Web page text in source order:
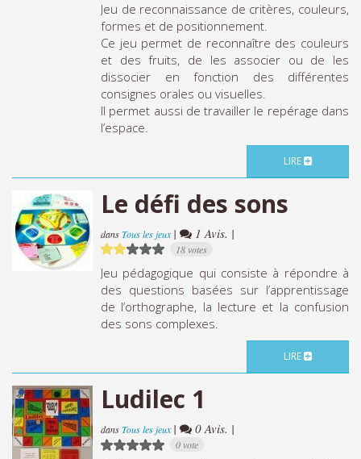
Jeu de reconnaissance de critères, couleurs,
formes et de positionnement.
Ce jeu permet de reconnaître des couleurs
et des fruits, de les associer ou de les
dissocier en fonction des différentes
consignes orales ou visuelles.
Il permet aussi de travailler le repérage dans
l’espace.
LIRE
Le défi des sons
dansTous les jeux| 1 Avis. |
18 votes
Jeu pédagogique qui consiste à répondre à
des questions basées sur l’apprentissage
de l’orthographe, la lecture et la confusion
des sons complexes.
LIRE
Ludilec 1
dansTous les jeux| 0 Avis. |
0 vote